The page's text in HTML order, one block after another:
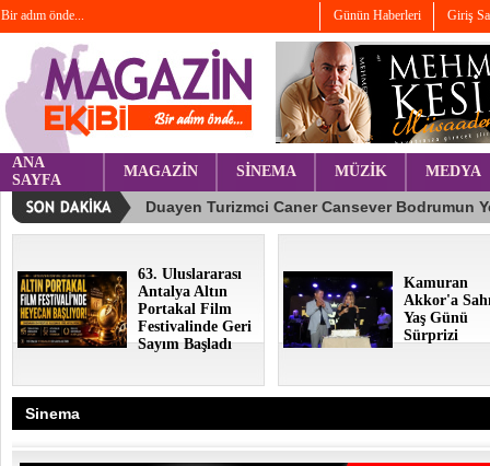
Bir adım önde... Günün Haberleri Giriş
ANA
SAYFA
MAGAZİN SİNEMA MÜZİK MEDYA
63. Uluslararası
Antalya Altın
Portakal Film
Festivalinde Geri
Sayım Başladı
Kamuran
Akkor'a
Yaş Günü
Sürprizi
Sinema